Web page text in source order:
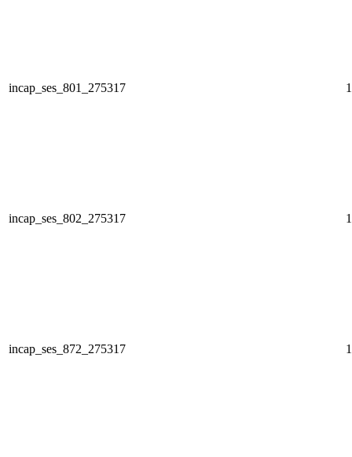
incap_ses_801_275317
incap_ses_802_275317
incap_ses_872_275317